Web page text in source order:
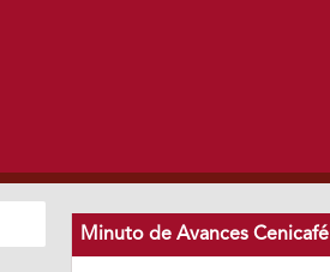
Minuto de Avances Cenicafé